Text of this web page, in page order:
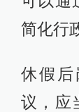
简化行
休假
议，应